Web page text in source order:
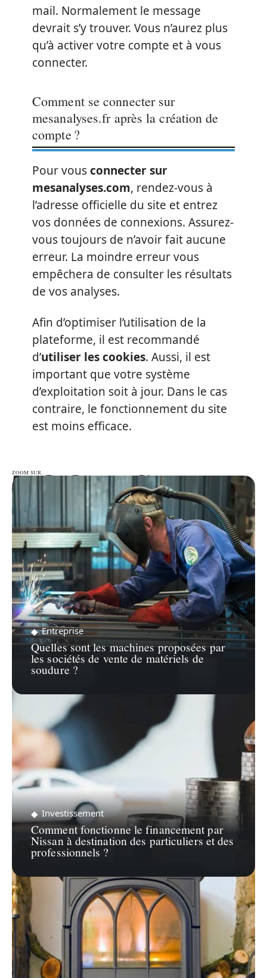
mail. Normalement le message
devrait s’y trouver. Vous n’aurez plus
qu’à activer votre compte et à vous
connecter.
Comment se connecter sur
mesanalyses.fr après la création de
compte ?
Pour vousconnecter sur
mesanalyses.com, rendez-vous à
l’adresse officielle du site et entrez
vos données de connexions. Assurez-
vous toujours de n’avoir fait aucune
erreur. La moindre erreur vous
empêchera de consulter les résultats
de vos analyses.
Afin d’optimiser l’utilisation de la
plateforme, il est recommandé
d’utiliser les cookies. Aussi, il est
important que votre système
d’exploitation soit à jour. Dans le cas
contraire, le fonctionnement du site
est moins efficace.
ZOOM SUR…
ZOOM SUR…
Entreprise
Quelles sont les machines proposées par
les sociétés de vente de matériels de
soudure ?
Investissement
Comment fonctionne le financement par
Nissan à destination des particuliers et des
professionnels ?